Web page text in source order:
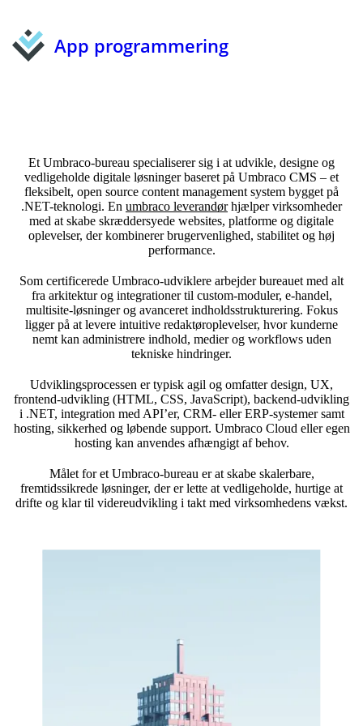
App programmering
Et Umbraco-bureau specialiserer sig i at udvikle, designe og
vedligeholde digitale løsninger baseret på Umbraco CMS – et
fleksibelt, open source content management system bygget på
.NET-teknologi. En umbraco leverandørhjælper virksomheder
med at skabe skræddersyede websites, platforme og digitale
oplevelser, der kombinerer brugervenlighed, stabilitet og høj
performance.
Som certificerede Umbraco-udviklere arbejder bureauet med alt
fra arkitektur og integrationer til custom-moduler, e-handel,
multisite-løsninger og avanceret indholdsstrukturering. Fokus
ligger på at levere intuitive redaktøroplevelser, hvor kunderne
nemt kan administrere indhold, medier og workflows uden
tekniske hindringer.
Udviklingsprocessen er typisk agil og omfatter design, UX,
frontend-udvikling (HTML, CSS, JavaScript), backend-udvikling
i .NET, integration med API’er, CRM- eller ERP-systemer samt
hosting, sikkerhed og løbende support. Umbraco Cloud eller egen
hosting kan anvendes afhængigt af behov.
Målet for et Umbraco-bureau er at skabe skalerbare,
fremtidssikrede løsninger, der er lette at vedligeholde, hurtige at
drifte og klar til videreudvikling i takt med virksomhedens vækst.